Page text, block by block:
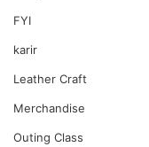
FYI
karir
Leather Craft
Merchandise
Outing Class